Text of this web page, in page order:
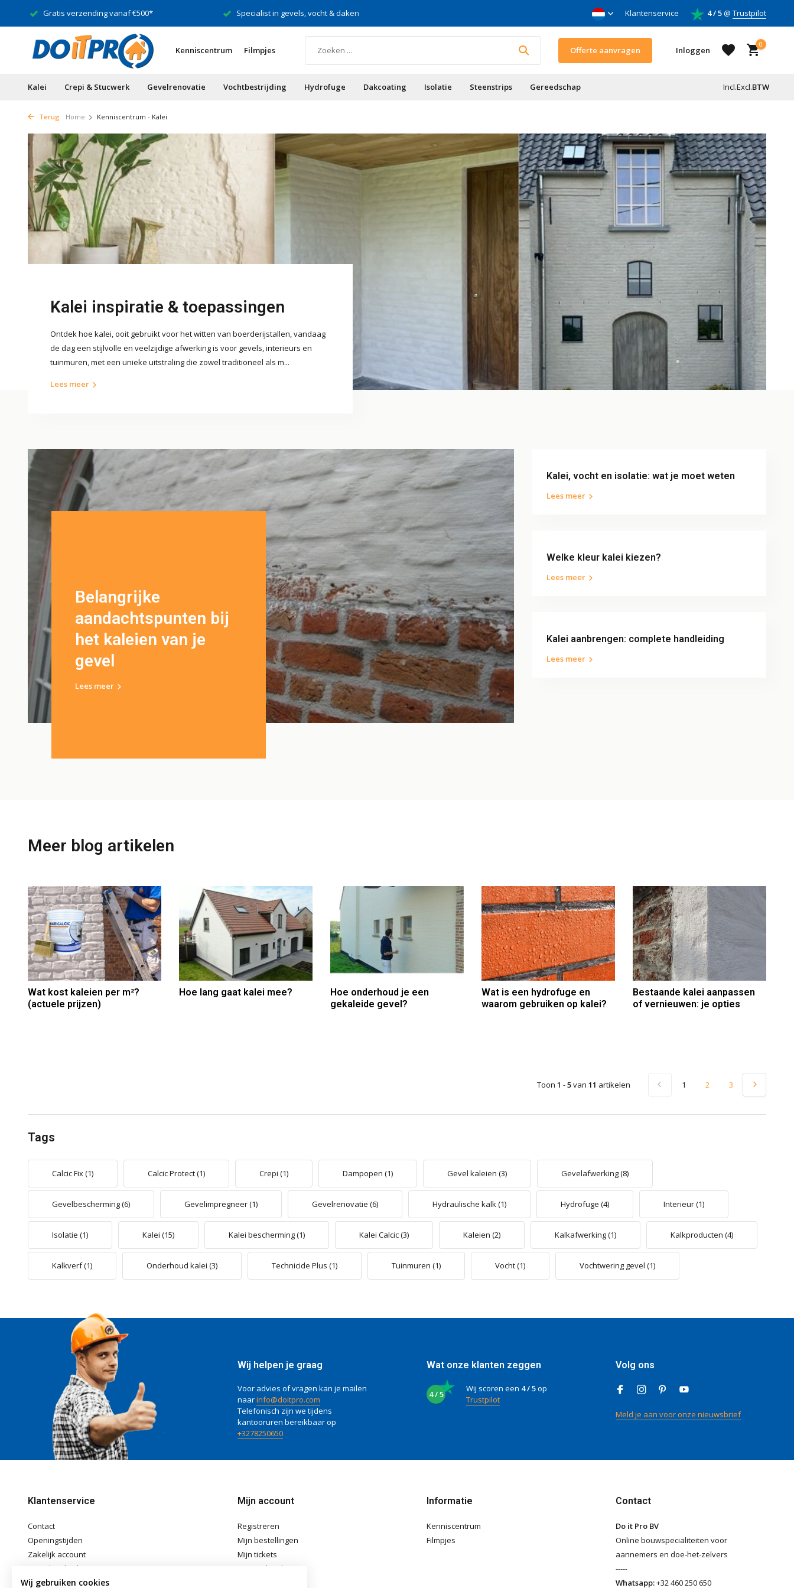
Gratis verzending vanaf €500* Specialist in gevels, vocht & daken Klantenservice 4 / 5@ Trustpilot
Kenniscentrum Filmpjes Offerte aanvragen Inloggen
Account aanmaken
0
Kalei Crepi & Stucwerk Gevelrenovatie Vochtbestrijding Hydrofuge Dakcoating Isolatie Steenstrips Gereedschap Incl.Excl.BTW
Terug Home Kenniscentrum - Kalei
Kalei inspiratie & toepassingen
Ontdek hoe kalei, ooit gebruikt voor het witten van boerderijstallen, vandaag
de dag een stijlvolle en veelzijdige afwerking is voor gevels, interieurs en
tuinmuren, met een unieke uitstraling die zowel traditioneel als m...
Lees meer
Belangrijke
aandachtspunten bij
het kaleien van je
gevel
Lees meer
Kalei, vocht en isolatie: wat je moet weten
Lees meer
Welke kleur kalei kiezen?
Lees meer
Kalei aanbrengen: complete handleiding
Lees meer
Meer blog artikelen
Wat kost kaleien per m²?
(actuele prijzen)
Hoe lang gaat kalei mee?
Hoe onderhoud je een
gekaleide gevel?
Wat is een hydrofuge en
waarom gebruiken op kalei?
Bestaande kalei aanpassen
of vernieuwen: je opties
Toon 1 -5van 11 artikelen 1 2 3
Tags
Calcic Fix(1) Calcic Protect(1) Crepi (1) Dampopen (1) Gevel kaleien (3) Gevelafwerking(8)
Gevelbescherming(6) Gevelimpregneer(1) Gevelrenovatie (6) Hydraulische kalk(1) Hydrofuge (4) Interieur(1)
Isolatie (1) Kalei (15) Kalei bescherming(1) Kalei Calcic(3) Kaleien (2) Kalkafwerking(1) Kalkproducten (4)
Kalkverf(1) Onderhoud kalei (3) Technicide Plus (1) Tuinmuren (1) Vocht(1) Vochtwering gevel (1)
Wij helpen je graag
Voor advies of vragen kan je mailen
naarinfo@doitpro.com
Telefonisch zijn we tijdens
kantooruren bereikbaar op
+3278250650
Wat onze klanten zeggen
4 / 5
Wij scoren een 4 / 5op
Trustpilot
Volg ons
Meld je aan voor onze nieuwsbrief
Klantenservice
Contact
Openingstijden
Zakelijk account
Betaalmethoden
Verzenden & Afhalen
Mijn account
Registreren
Mijn bestellingen
Mijn tickets
Mijn verlanglijst
Informatie
Kenniscentrum
Filmpjes
Contact
Do it Pro BV
Online bouwspecialiteiten voor
aannemers en doe-het-zelvers
-----
Whatsapp:+32 460 250 650
Wij gebruiken cookies